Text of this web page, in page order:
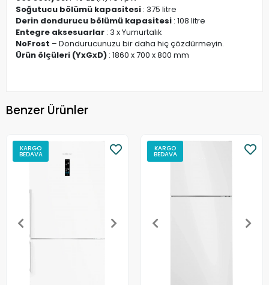
Soğutucu bölümü kapasitesi : 375 litre
Derin dondurucu bölümü kapasitesi : 108 litre
Entegre aksesuarlar : 3 x Yumurtalık
NoFrost – Dondurucunuzu bir daha hiç çözdürmeyin.
Ürün ölçüleri (YxGxD) : 1860 x 700 x 800 mm
Benzer Ürünler
KARGO
BEDAVA
KARGO
BEDAVA